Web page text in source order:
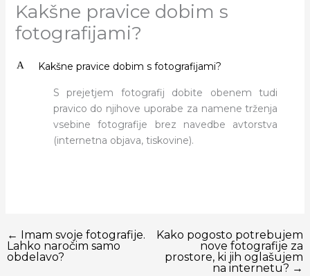
Kakšne pravice dobim s
fotografijami?
A Kakšne pravice dobim s fotografijami?
S prejetjem fotografij dobite obenem tudi
pravico do njihove uporabe za namene trženja
vsebine fotografije brez navedbe avtorstva
(internetna objava, tiskovine).
←
Imam svoje fotografije.
Lahko naročim samo
obdelavo?
Kako pogosto potrebujem
nove fotografije za
prostore, ki jih oglašujem
na internetu? →